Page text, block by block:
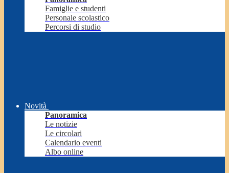
Famiglie e studenti
Personale scolastico
Percorsi di studio
Novità
Panoramica
Le notizie
Le circolari
Calendario eventi
Albo online